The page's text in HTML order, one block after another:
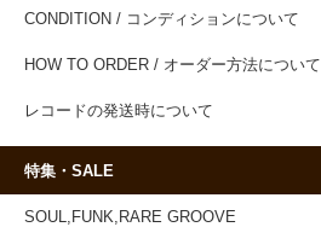
CONDITION / コンディションについて
HOW TO ORDER / オーダー方法について
レコードの発送時について
特集・SALE
SOUL,FUNK,RARE GROOVE